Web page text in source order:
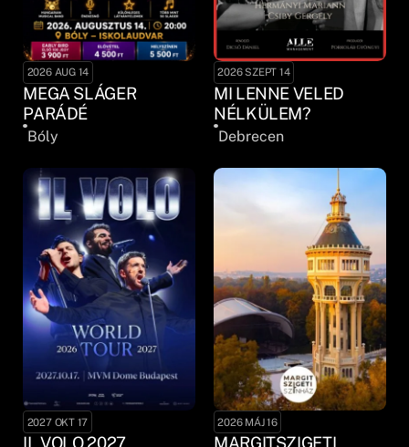
2026 AUG 14
MEGA SLÁGER
PARÁDÉ
Bóly
2026 SZEPT 14
MI LENNE VELED
NÉLKÜLEM?
Debrecen
2027 OKT 17
IL VOLO 2027
2026 MÁJ 16
MARGITSZIGETI